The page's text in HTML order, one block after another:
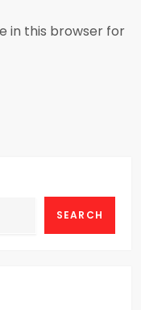
in this browser for
SEARCH